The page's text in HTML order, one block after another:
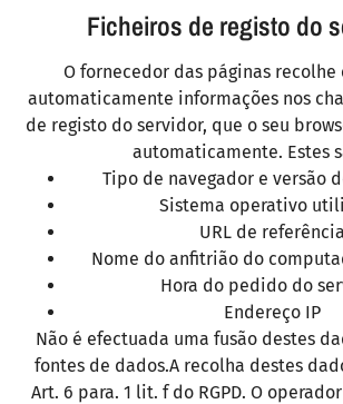
Ficheiros de registo do
O fornecedor das páginas recolhe
automaticamente informações nos
de registo do servidor, que o seu
automaticamente. Estes
Tipo de navegador e versão
Sistema operativo
URL de referência
Nome do anfitrião do
Hora do pedido do
Endereço IP
Não é efectuada uma fusão destes
fontes de dados.A recolha destes
Art. 6 para. 1 lit. f do RGPD. O